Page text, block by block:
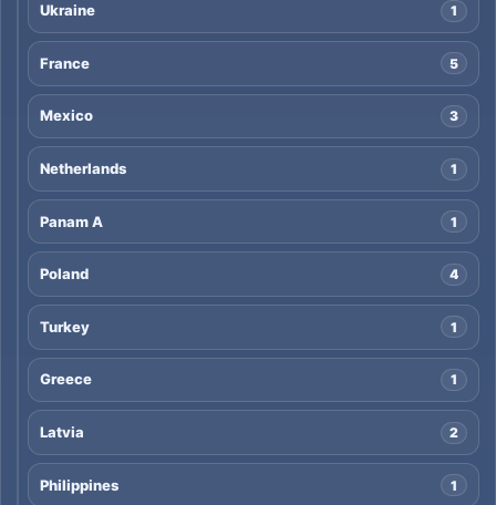
Ukraine 1
France 5
Mexico 3
Netherlands 1
Panam A 1
Poland 4
Turkey 1
Greece 1
Latvia 2
Philippines 1